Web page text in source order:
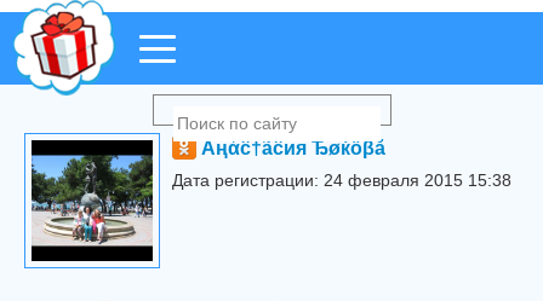
Ãңάĉ†ãĉия Ђøќőβằ
Дата регистрации: 24 февраля 2015 15:38